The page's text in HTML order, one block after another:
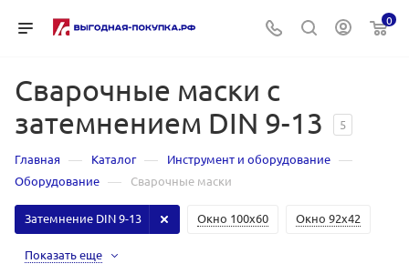
0
Сварочные маски с
затемнением DIN 9-13
5
Главная — Каталог — Инструмент и оборудование —
Оборудование — Сварочные маски
Затемнение DIN 9-13 Окно 100х60 Окно 92х42
Показать еще